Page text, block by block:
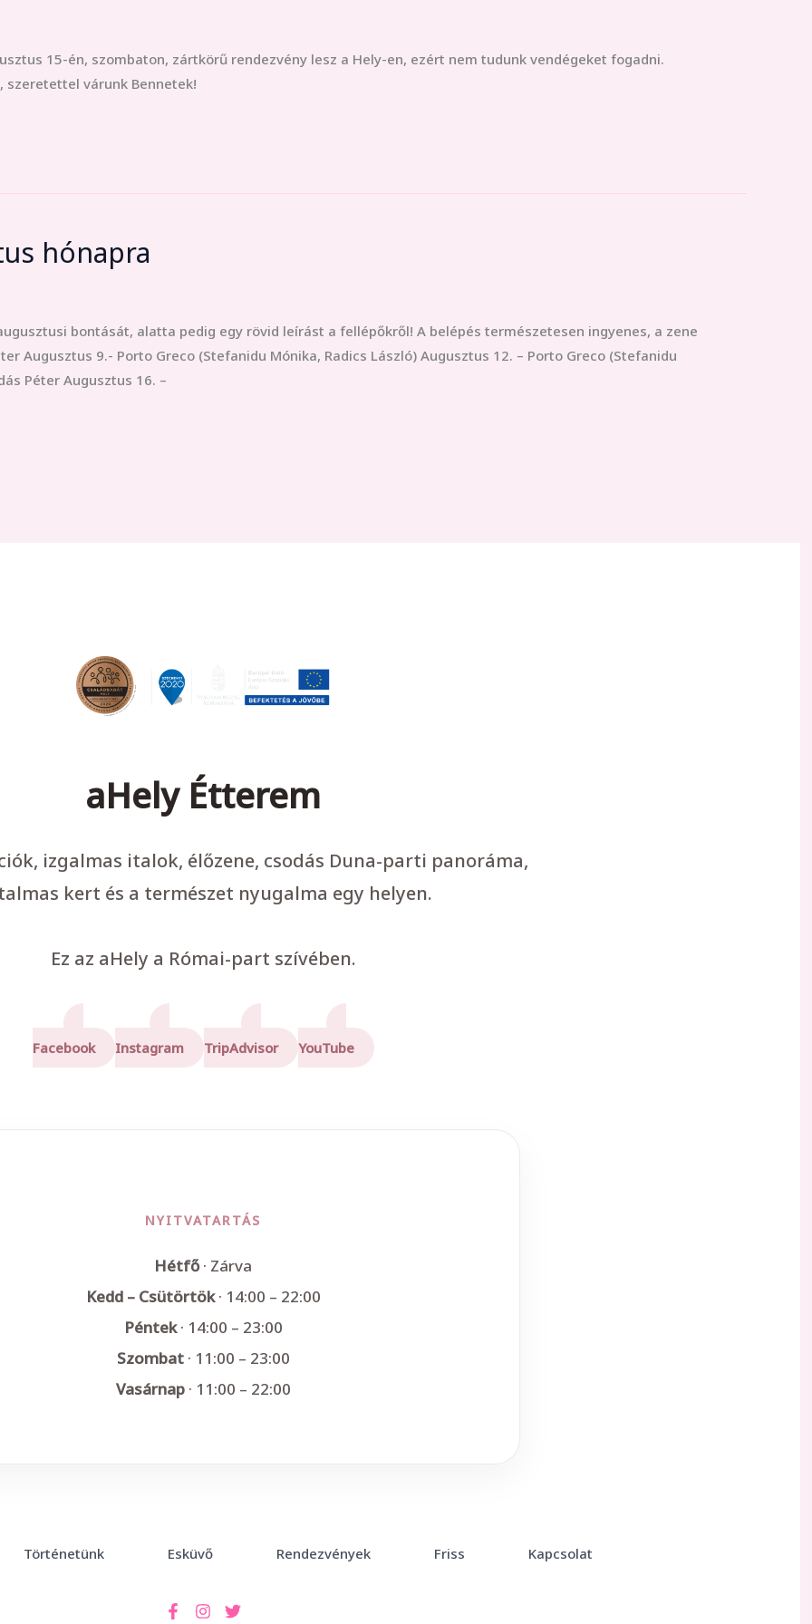
15-én, szombaton, zártkörű rendezvény lesz a Hely-en, ezért nem tudunk vendégeket fogadni.
szeretettel várunk Bennetek!
hónapra
bontását, alatta pedig egy rövid leírást a fellépőkről! A belépés természetesen ingyenes, a zene
Augusztus 9.- Porto Greco (Stefanidu Mónika, Radics László) Augusztus 12. – Porto Greco (Stefanidu
Péter Augusztus 16. –
aHely Étterem
izgalmas italok, élőzene, csodás Duna-parti panoráma,
kert és a természet nyugalma egy helyen.
Ez az aHely a Római-part szívében.
Facebook Instagram TripAdvisor YouTube
NYITVATARTÁS
Hétfő· Zárva
Kedd – Csütörtök· 14:00 – 22:00
Péntek· 14:00 – 23:00
Szombat· 11:00 – 23:00
Vasárnap· 11:00 – 22:00
Történetünk Esküvő Rendezvények Friss Kapcsolat